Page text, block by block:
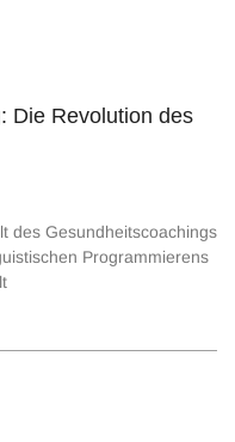
Die Revolution des
des Gesundheitscoachings
Programmierens